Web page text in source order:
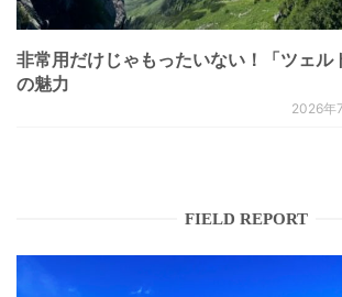
非常用だけじゃもったいない！「ツェル
の魅力
2026年
FIELD REPORT